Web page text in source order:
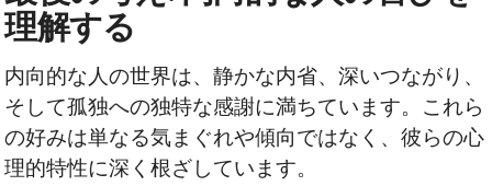
理解する
内向的な人の世界は、静かな内省、深いつながり、
そして孤独への独特な感謝に満ちています。これら
の好みは単なる気まぐれや傾向ではなく、彼らの心
理的特性に深く根ざしています。